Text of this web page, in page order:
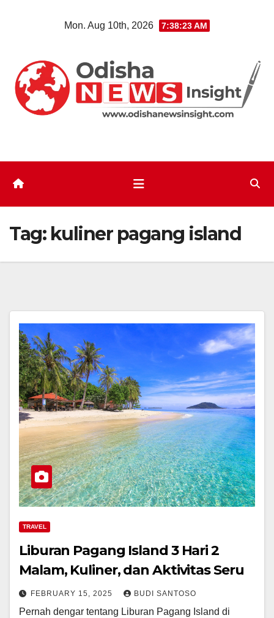
Mon. Aug 10th, 2026 7:38:24 AM
Tag: kuliner pagang island
TRAVEL
Liburan Pagang Island 3 Hari 2
Malam, Kuliner, dan Aktivitas Seru
FEBRUARY 15, 2025 BUDI SANTOSO
Pernah dengar tentang Liburan Pagang Island di